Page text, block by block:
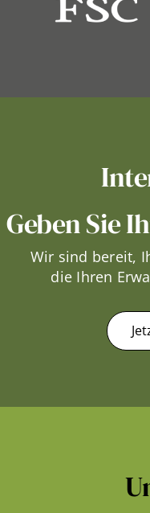
Geben Sie
Wir sind bereit,
die Ihren